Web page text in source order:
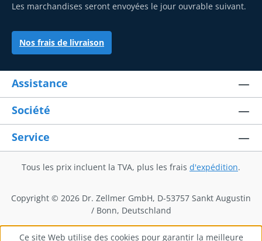
Les marchandises seront envoyées le jour ouvrable suivant.
Nos frais de livraison
Assistance
Société
Service
Tous les prix incluent la TVA, plus les frais d'expédition.
Copyright © 2026 Dr. Zellmer GmbH, D-53757 Sankt Augustin
/ Bonn, Deutschland
Ce site Web utilise des cookies pour garantir la meilleure